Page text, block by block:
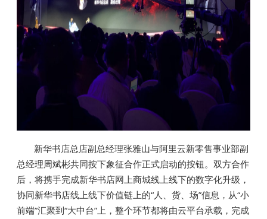
新华书店总店副总经理张雅山与阿里云新零售事业部副
总经理周斌彬共同按下象征合作正式启动的按钮。双方合作
后，将携手完成新华书店网上商城线上线下的数字化升级，
协同新华书店线上线下价值链上的“人、货、场”信息，从“小
前端”汇聚到“大中台”上，整个环节都将由云平台承载，完成